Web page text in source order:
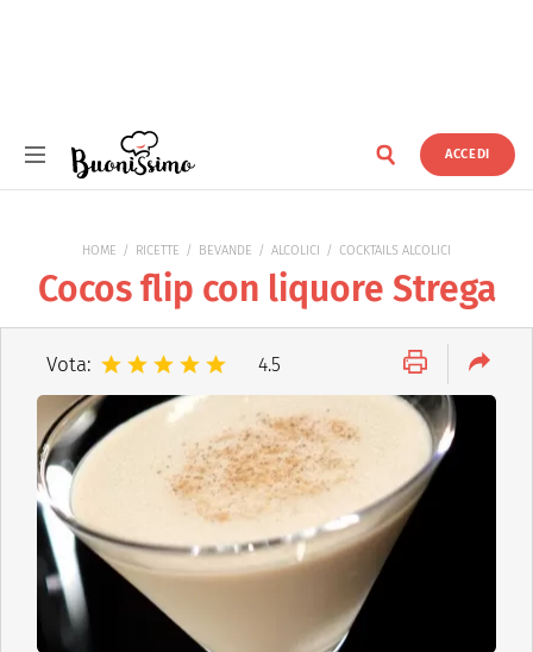
ACCEDI
HOME RICETTE BEVANDE ALCOLICI COCKTAILS ALCOLICI
Cocos flip con liquore Strega
Vota: 4.5